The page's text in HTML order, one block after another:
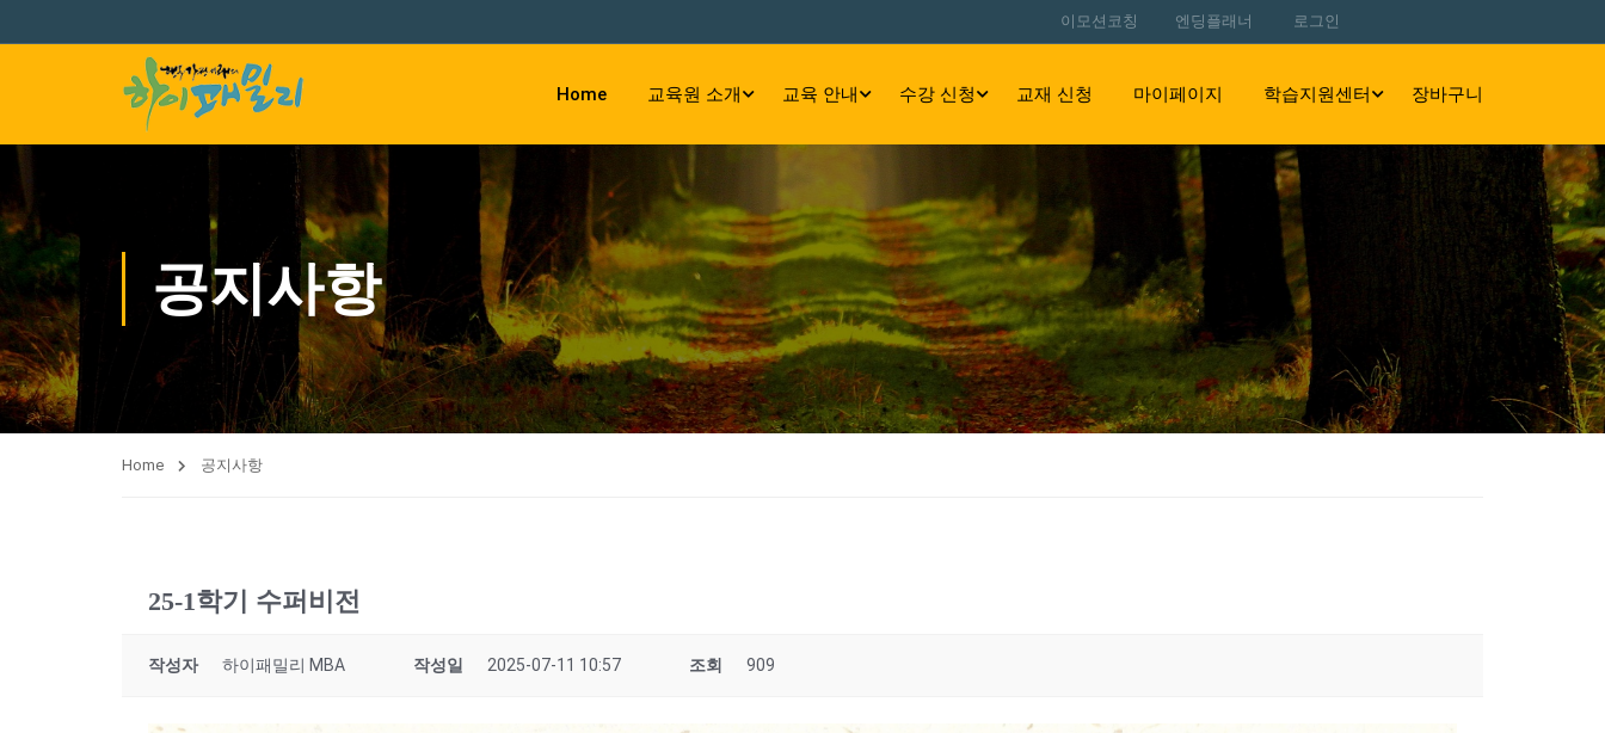
이모션코칭 엔딩플래너 로그인
Home 교육원 소개 교육 안내 수강 신청 교재 신청 마이페이지 학습지원센터 장바구니
공지사항
Home 공지사항
25-1학기 수퍼비전
작성자 하이패밀리 MBA 작성일 2025-07-11 10:57 조회 909